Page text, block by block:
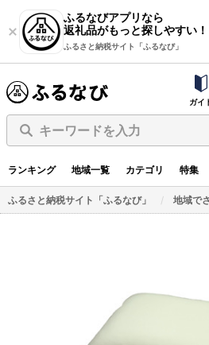
ふるなびアプリなら
返礼品がもっと探しやすい！
ふるさと納税サイト「ふるなび」
ガイ
キーワードを入力
ランキング 地域一覧 カテゴリ 特集
ふるさと納税サイト「ふるなび」 地域で